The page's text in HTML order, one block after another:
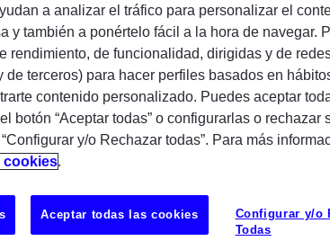
y
Remoto)
a analizar el tráfico para personalizar el
y también a ponértelo fácil a la hora de navegar.
rendimiento, de funcionalidad, dirigidas y de
de terceros) para hacer perfiles basados en
contenido personalizado. Puedes aceptar
botón “Aceptar todas” o configurarlas o rechazar
y/o Rechazar todas”. Para más
cookies.
Configurar y/o
Todas
Aceptar todas las cookies